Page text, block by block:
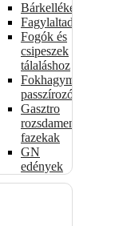
Bárkellékek
Fagylaltadagolók
Fogók és
csipeszek
tálaláshoz
Fokhagymaprések,
passzírozók
Gasztro
rozsdamentes
fazekak
GN
edények